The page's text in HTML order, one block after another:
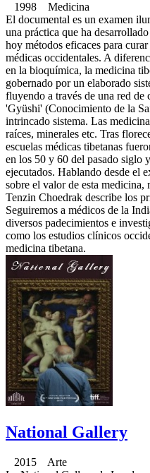
1998 Medicina
El documental es un examen
una práctica que ha
hoy métodos eficaces para
médicas occidentales. A
en la bioquímica, la medicina
gobernado por un elaborado
fluyendo a través de una red
'Gyüshi' (Conocimiento de la
intrincado sistema. Las
raíces, minerales etc. Tras
escuelas médicas tibetanas
en los 50 y 60 del pasado siglo
ejecutados. Hablando desde el
sobre el valor de esta medicina,
Tenzin Choedrak describe los
Seguiremos a médicos de la
diversos padecimientos e
como los estudios clínicos
medicina tibetana.
National Gallery
2015 Arte